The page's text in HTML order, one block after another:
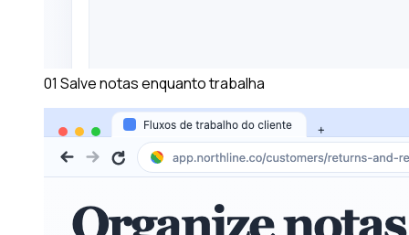
01 Salve notas enquanto trabalha